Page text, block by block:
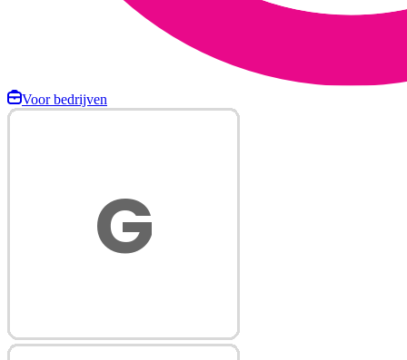
Voor bedrijven